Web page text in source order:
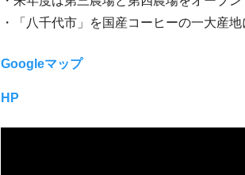
・「八千代市」を国産コーヒーの一大産
Googleマップ
HP